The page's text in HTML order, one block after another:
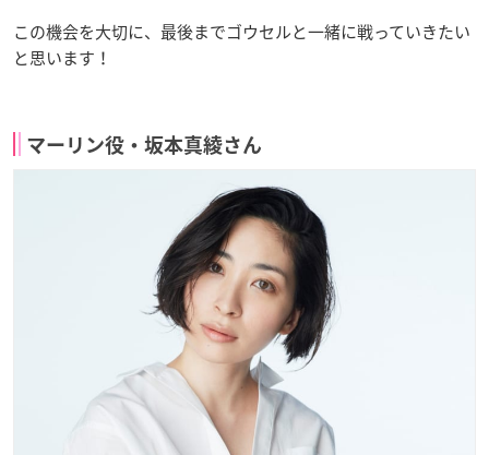
この機会を大切に、最後までゴウセルと一緒に戦っていきたい
と思います！
マーリン役・坂本真綾さん